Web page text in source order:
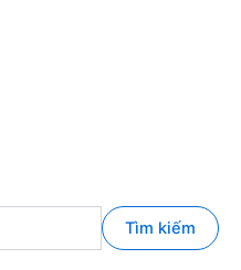
Tìm kiếm